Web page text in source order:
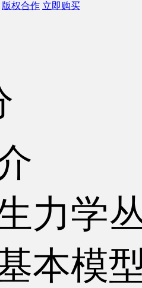
版权合作 立即购买
生力学
本模